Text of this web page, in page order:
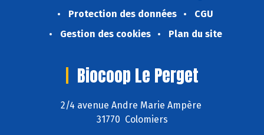
Protection des données
CGU
Gestion des cookies
Plan du site
Biocoop Le Perget
2/4 avenue Andre Marie Ampère
31770 Colomiers